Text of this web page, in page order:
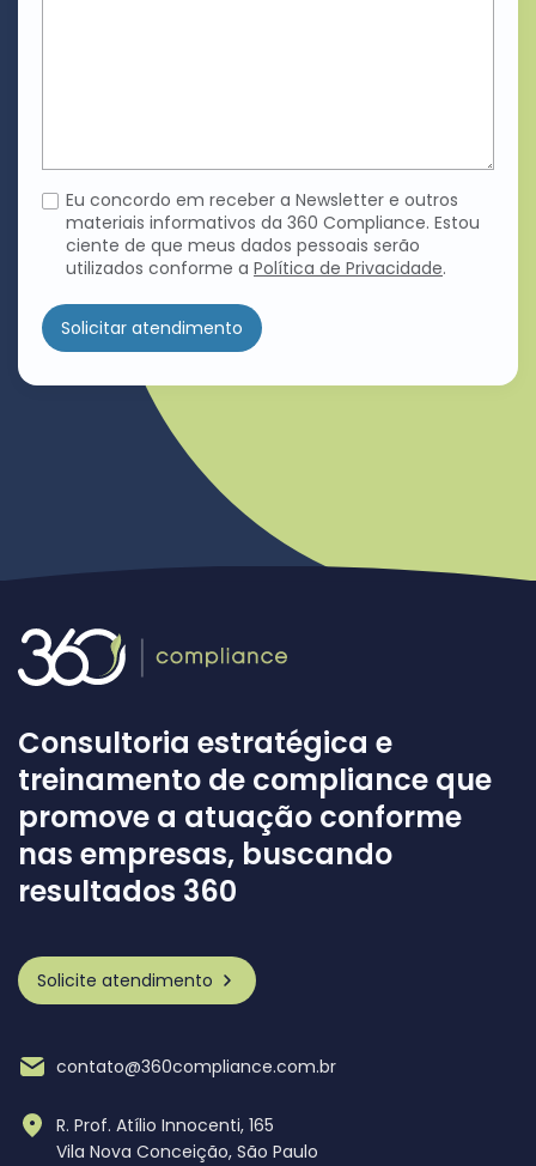
Eu concordo em receber a Newsletter e outros
materiais informativos da 360 Compliance. Estou
ciente de que meus dados pessoais serão
utilizados conforme a Política de Privacidade.
Solicitar atendimento
Consultoria estratégica e
treinamento de compliance que
promove a atuação conforme
nas empresas, buscando
resultados 360
Solicite atendimento
contato@360compliance.com.br
R. Prof. Atílio Innocenti, 165
Vila Nova Conceição, São Paulo